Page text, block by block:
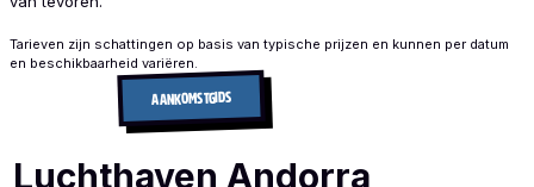
Tarieven zijn schattingen op basis van typische prijzen en kunnen per datum
en beschikbaarheid variëren.
AANKOMSTGIDS
Luchthaven Andorra